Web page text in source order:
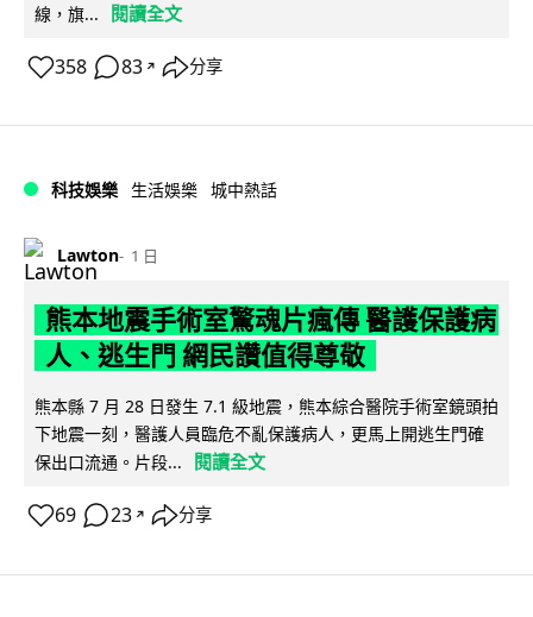
線，旗...
閱讀全文
358 83 ↗ 分享
科技娛樂 生活娛樂 城中熱話
Lawton 1 日
熊本地震手術室驚魂片瘋傳 醫護保護病
人、逃生門 網民讚值得尊敬
熊本縣 7 月 28 日發生 7.1 級地震，熊本綜合醫院手術室鏡頭拍
下地震一刻，醫護人員臨危不亂保護病人，更馬上開逃生門確
保出口流通。片段...
閱讀全文
69 23 ↗ 分享